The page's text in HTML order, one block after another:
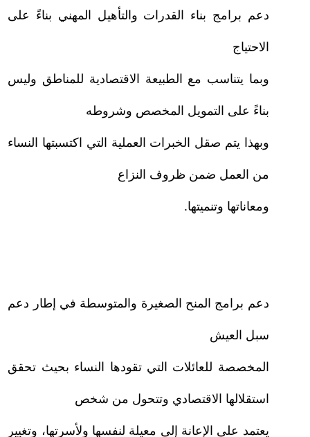
دعم برامج بناء القدرات والتأهيل المهني بناءً على
الاحتياج
وبما يتناسب مع الطبيعة الاقتصادية للمناطق وليس
بناءً على التمويل المخصص وشروطه
وبهذا يتم صقل الخبرات العملية التي اكتسبتها النساء
من العمل ضمن ظروف النزاع
ومعاناتها وتنميتها.
دعم برامج المنح الصغيرة والمتوسطة في إطار دعم
سبل العيش
المخصصة للعائلات التي تقودها النساء بحيث تحقق
استقلالها الاقتصادي وتتحول من شخص
يعتمد على الإعانة إلى معيلة لنفسها ولأسرتها، وتغيير